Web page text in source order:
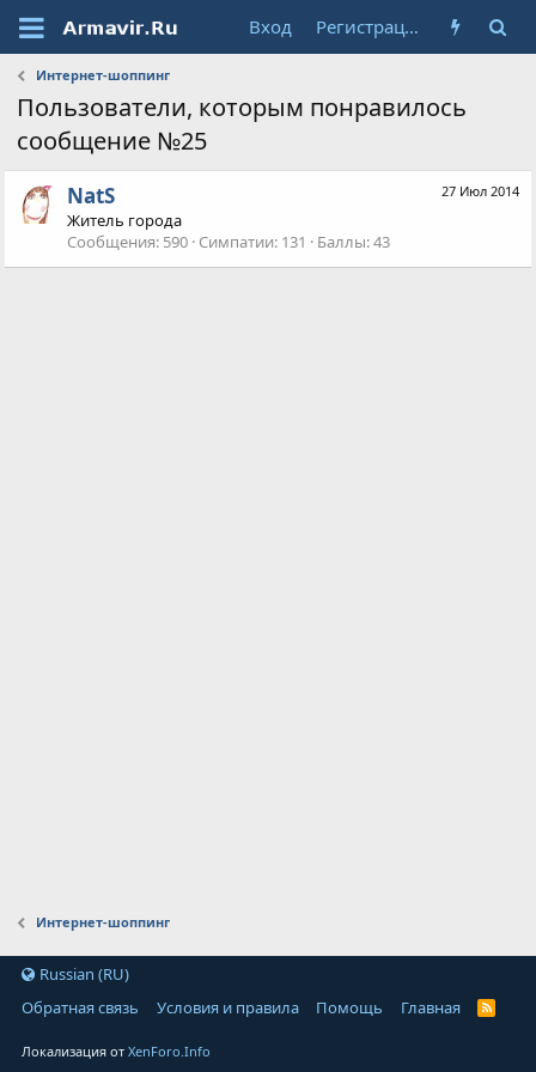
Вход Регистрация
Интернет-шоппинг
Пользователи, которым понравилось
сообщение №25
27 Июл 2014
NatS
Житель города
Сообщения 590 Симпатии 131 Баллы 43
Интернет-шоппинг
Russian (RU)
Обратная связь
Условия и правила Помощь Главная
Локализация отXenForo.Info